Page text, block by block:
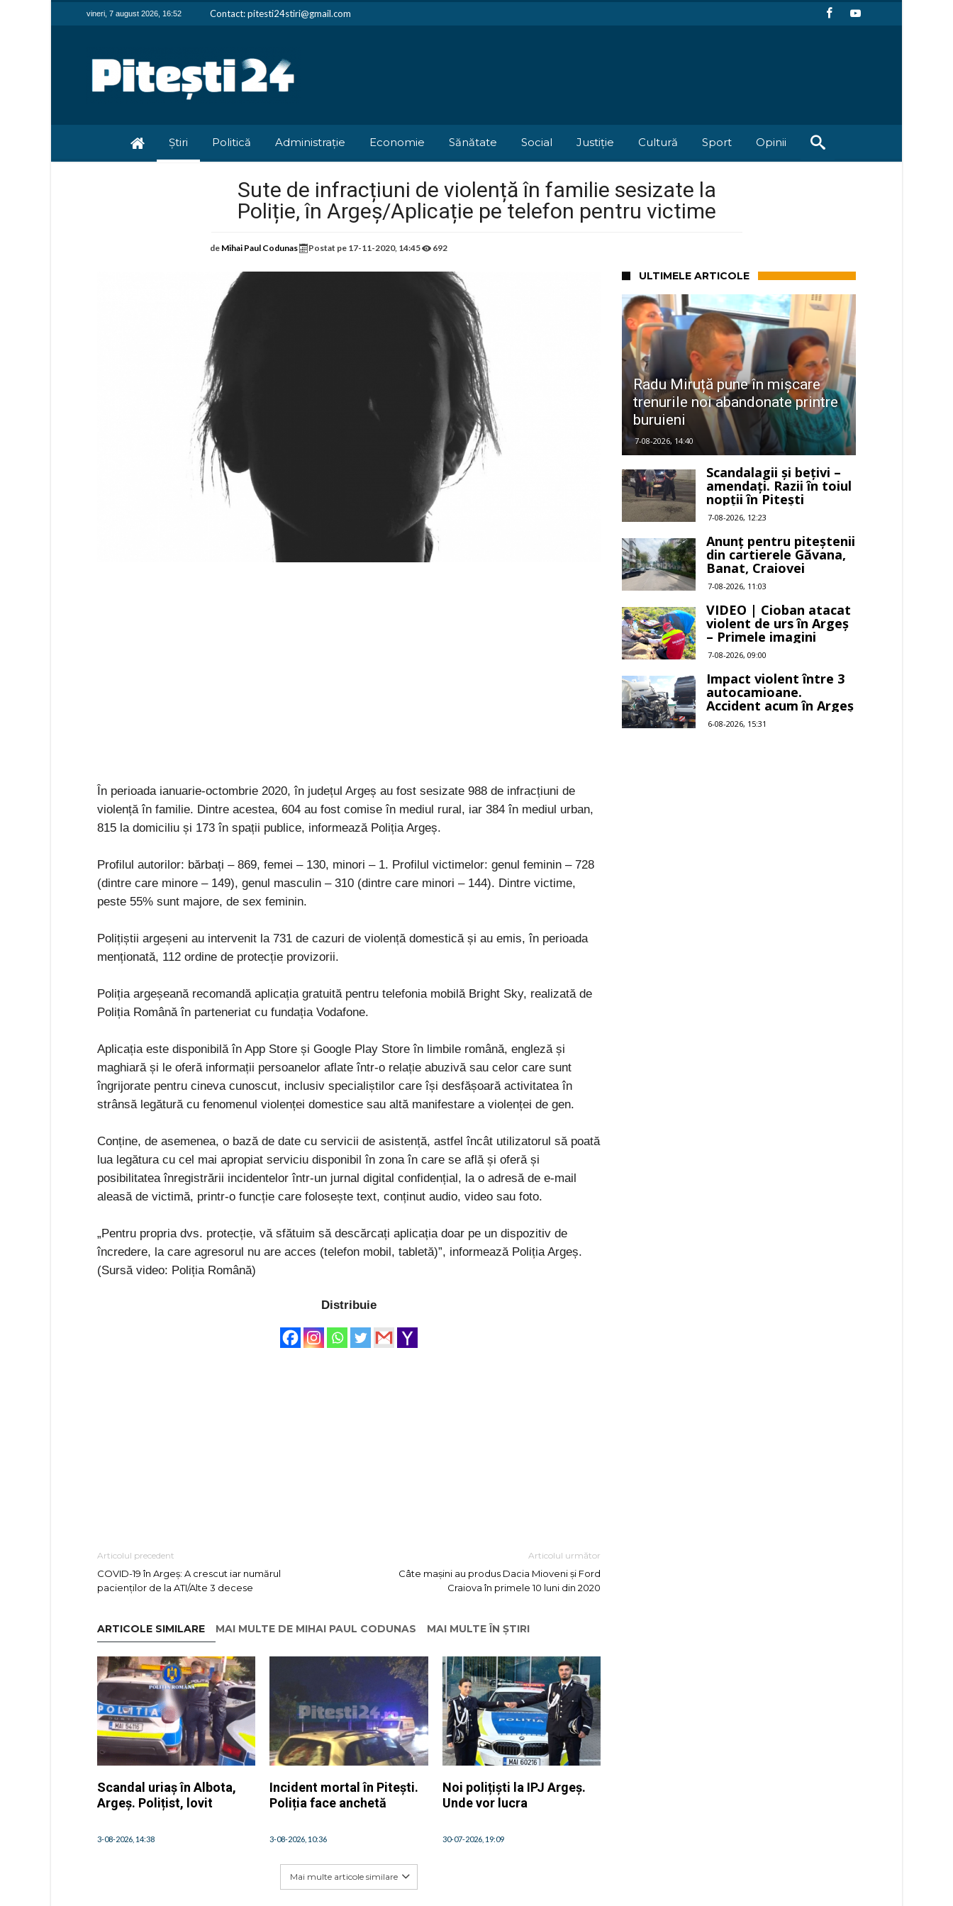
vineri, 7 august 2026, 16:52 Contact: pitesti24stiri@gmail.com
Știri Politică Administrație Economie Sănătate Social Justiție Cultură Sport Opinii
Sute de infracțiuni de violență în familie sesizate la
Poliție, în Argeș/Aplicație pe telefon pentru victime
de Mihai Paul Codunas Postat pe 17-11-2020, 14:45 692
În perioada ianuarie-octombrie 2020, în județul Argeș au fost sesizate 988 de infracțiuni de
violență în familie. Dintre acestea, 604 au fost comise în mediul rural, iar 384 în mediul urban,
815 la domiciliu și 173 în spații publice, informează Poliția Argeș.
Profilul autorilor: bărbați – 869, femei – 130, minori – 1. Profilul victimelor: genul feminin – 728
(dintre care minore – 149), genul masculin – 310 (dintre care minori – 144). Dintre victime,
peste 55% sunt majore, de sex feminin.
Polițiștii argeșeni au intervenit la 731 de cazuri de violență domestică și au emis, în perioada
menționată, 112 ordine de protecție provizorii.
Poliția argeșeană recomandă aplicația gratuită pentru telefonia mobilă Bright Sky, realizată de
Poliția Română în parteneriat cu fundația Vodafone.
Aplicația este disponibilă în App Store și Google Play Store în limbile română, engleză și
maghiară și le oferă informații persoanelor aflate într-o relație abuzivă sau celor care sunt
îngrijorate pentru cineva cunoscut, inclusiv specialiștilor care își desfășoară activitatea în
strânsă legătură cu fenomenul violenței domestice sau altă manifestare a violenței de gen.
Conține, de asemenea, o bază de date cu servicii de asistență, astfel încât utilizatorul să poată
lua legătura cu cel mai apropiat serviciu disponibil în zona în care se află și oferă și
posibilitatea înregistrării incidentelor într-un jurnal digital confidențial, la o adresă de e-mail
aleasă de victimă, printr-o funcție care folosește text, conținut audio, video sau foto.
„Pentru propria dvs. protecție, vă sfătuim să descărcați aplicația doar pe un dispozitiv de
încredere, la care agresorul nu are acces (telefon mobil, tabletă)”, informează Poliția Argeș.
(Sursă video: Poliția Română)
Distribuie
Articolul precedent
COVID-19 în Argeș: A crescut iar numărul
pacienților de la ATI/Alte 3 decese
Articolul următor
Câte mașini au produs Dacia Mioveni și Ford
Craiova în primele 10 luni din 2020
ARTICOLE SIMILARE MAI MULTE DE MIHAI PAUL CODUNAS MAI MULTE ÎN ȘTIRI
Scandal uriaș în Albota,
Argeș. Polițist, lovit
3-08-2026, 14:38
Incident mortal în Pitești.
Poliția face anchetă
3-08-2026, 10:36
Noi polițiști la IPJ Argeș.
Unde vor lucra
30-07-2026, 19:09
Mai multe articole similare
ULTIMELE ARTICOLE
Radu Miruță pune în mișcare
trenurile noi abandonate printre
buruieni
7-08-2026, 14:40
Scandalagii și bețivi –
amendați. Razii în toiul
nopții în Pitești
7-08-2026, 12:23
Anunț pentru piteștenii
din cartierele Găvana,
Banat, Craiovei
7-08-2026, 11:03
VIDEO | Cioban atacat
violent de urs în Argeș
– Primele imagini
7-08-2026, 09:00
Impact violent între 3
autocamioane.
Accident acum în Argeș
6-08-2026, 15:31